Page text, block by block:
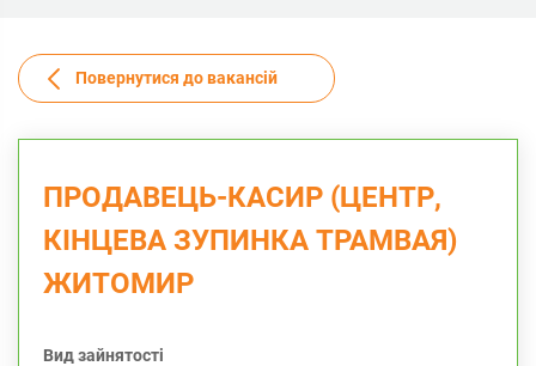
Повернутися до вакансій
ПРОДАВЕЦЬ-КАСИР (ЦЕНТР,
КІНЦЕВА ЗУПИНКА ТРАМВАЯ)
ЖИТОМИР
Вид зайнятості